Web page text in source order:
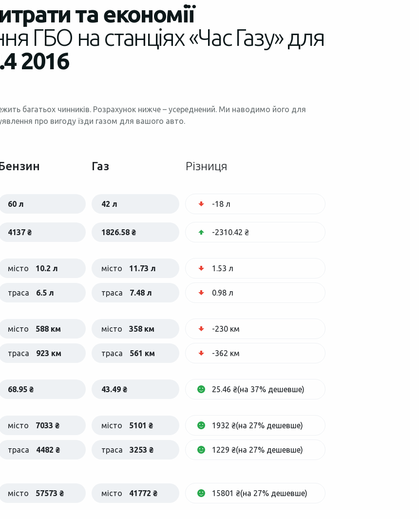
та економії
ГБО на станціях «Час Газу» для
2016
багатьох чинників. Розрахунок нижче – усереднений. Ми наводимо його для
про вигоду їзди газом для вашого авто.
Газ Різниця
60 л 42 л -18 л
4137 ₴ 1826.58 ₴ -2310.42 ₴
місто 10.2 л місто 11.73 л 1.53 л
траса 6.5 л траса 7.48 л 0.98 л
місто 588 км місто 358 км -230 км
траса 923 км траса 561 км -362 км
68.95 ₴ 43.49 ₴ 25.46 ₴(на 37% дешевше)
місто 7033 ₴ місто 5101 ₴ 1932 ₴(на 27% дешевше)
траса 4482 ₴ траса 3253 ₴ 1229 ₴(на 27% дешевше)
місто 57573 ₴ місто 41772 ₴ 15801 ₴(на 27% дешевше)